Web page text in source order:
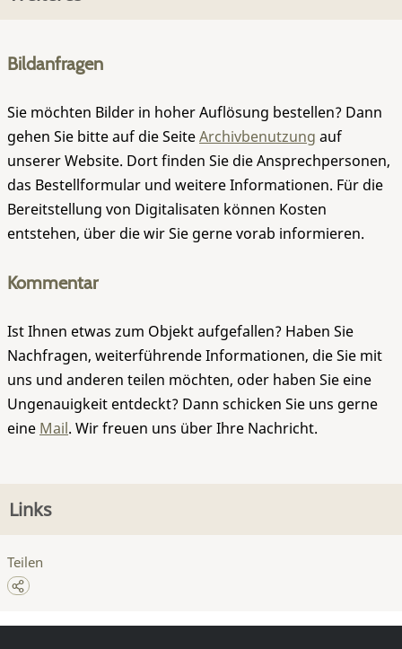
Bildanfragen
Sie möchten Bilder in hoher Auflösung bestellen? Dann
gehen Sie bitte auf die SeiteArchivbenutzung auf
unserer Website. Dort finden Sie die Ansprechpersonen,
das Bestellformular und weitere Informationen. Für die
Bereitstellung von Digitalisaten können Kosten
entstehen, über die wir Sie gerne vorab informieren.
Kommentar
Ist Ihnen etwas zum Objekt aufgefallen? Haben Sie
Nachfragen, weiterführende Informationen, die Sie mit
uns und anderen teilen möchten, oder haben Sie eine
Ungenauigkeit entdeckt? Dann schicken Sie uns gerne
eine Mail. Wir freuen uns über Ihre Nachricht.
Links
Teilen